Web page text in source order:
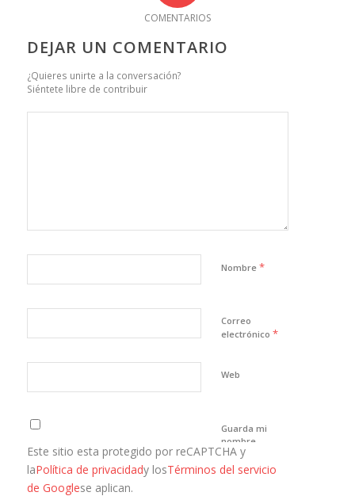
COMENTARIOS
DEJAR UN COMENTARIO
¿Quieres unirte a la conversación?
Siéntete libre de contribuir
Nombre *
Correo
electrónico *
Web
Guarda mi
nombre,
correo
electrónico y
Este sitio esta protegido por reCAPTCHA y
laPolítica de privacidady losTérminos del servicio
de Googlese aplican.